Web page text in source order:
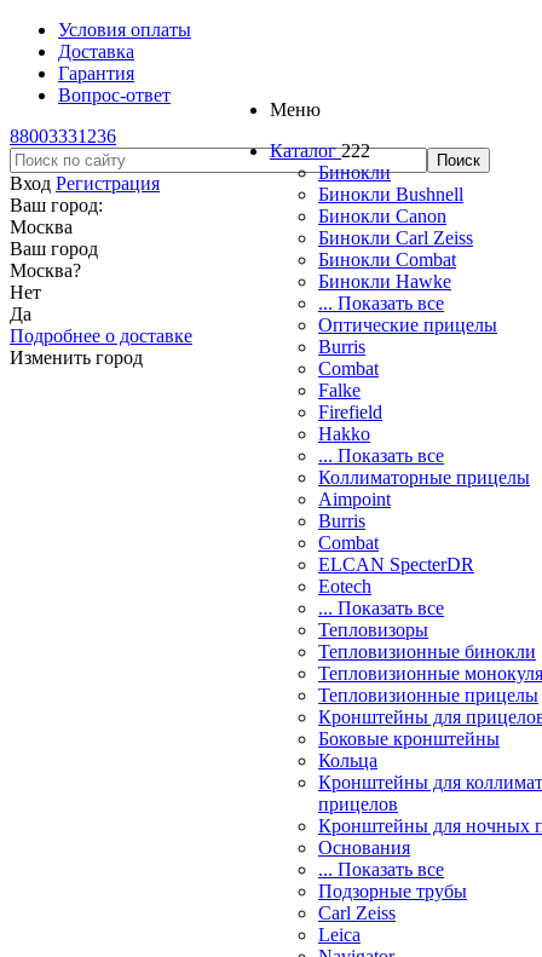
Условия оплаты
Доставка
Гарантия
Вопрос-ответ
88003331236
Вход Регистрация
Ваш город:
Москва
Ваш город
Москва?
Нет
Да
Подробнее о доставке
Изменить город
Меню
Каталог 222
Бинокли
Бинокли Bushnell
Бинокли Canon
Бинокли Carl Zeiss
Бинокли Combat
Бинокли Hawke
... Показать все
Оптические прицелы
Burris
Combat
Falke
Firefield
Hakko
... Показать все
Коллиматорные прицелы
Aimpoint
Burris
Combat
ELCAN SpecterDR
Eotech
... Показать все
Тепловизоры
Тепловизионные бинокли
Тепловизионные
Тепловизионные прицелы
Кронштейны для
Боковые кронштейны
Кольца
Кронштейны для
прицелов
Кронштейны для ночных
Основания
... Показать все
Подзорные трубы
Carl Zeiss
Leica